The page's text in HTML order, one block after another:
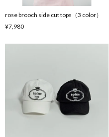
rose brooch side cut tops（3 color）
¥7,980